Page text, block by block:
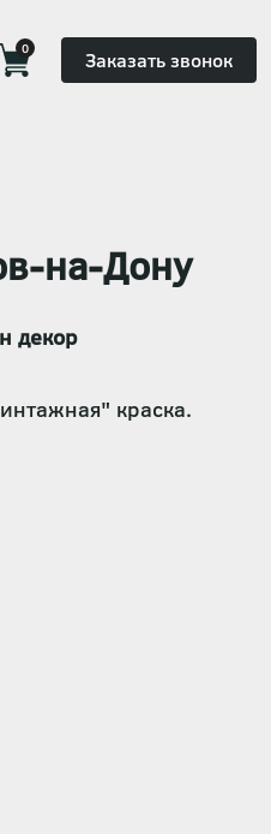
0 Заказать звонок
на-Дону
декор
краска.